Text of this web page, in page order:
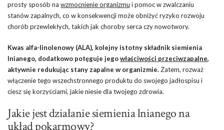
prosty sposób na wzmocnienie organizmu i pomoc w zwalczaniu
stanów zapalnych, co w konsekwencji może obniżyć ryzyko rozwoju
chorób przewlekłych, takich jak choroby serca czy nowotwory.
Kwas alfa-linolenowy (ALA), kolejny istotny składnik siemienia
lnianego, dodatkowo potęguje jegowłaściwości przeciwzapalne,
aktywnie redukując stany zapalne w organizmie. Zatem, rozważ
włączenie tego wszechstronnego produktu do swojego jadłospisu i
ciesz się korzyściami, jakie niesie dla twojego zdrowia.
Jakie jest działanie siemienia lnianego na
układ pokarmowy?